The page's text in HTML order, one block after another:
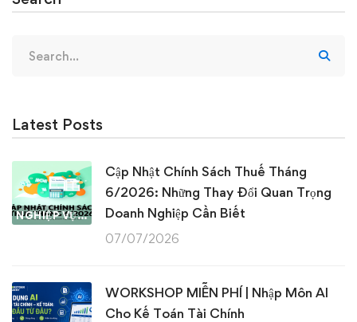
for:
Latest Posts
NGHIỆP VỤ KẾ TOÁN & THUẾ
Cập Nhật Chính Sách Thuế Tháng
6/2026: Những Thay Đổi Quan Trọng
Doanh Nghiệp Cần Biết
07/07/2026
WORKSHOP MIỄN PHÍ | Nhập Môn AI
Cho Kế Toán Tài Chính